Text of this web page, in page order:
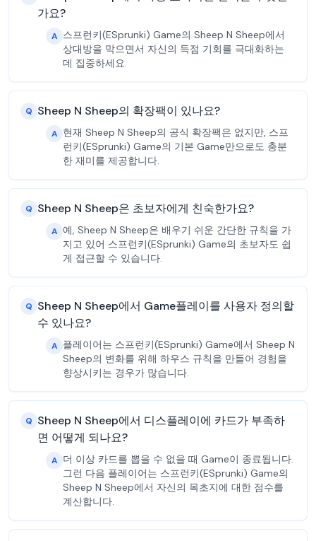
가요?
A 스프런키(ESprunki) Game의 Sheep N Sheep에서
상대방을 막으면서 자신의 득점 기회를 극대화하는
데 집중하세요.
Q Sheep N Sheep의 확장팩이 있나요?
A 현재 Sheep N Sheep의 공식 확장팩은 없지만, 스프
런키(ESprunki) Game의 기본 Game만으로도 충분
한 재미를 제공합니다.
Q Sheep N Sheep은 초보자에게 친숙한가요?
A 예, Sheep N Sheep은 배우기 쉬운 간단한 규칙을 가
지고 있어 스프런키(ESprunki) Game의 초보자도 쉽
게 접근할 수 있습니다.
Q Sheep N Sheep에서 Game플레이를 사용자 정의할
수 있나요?
A 플레이어는 스프런키(ESprunki) Game에서 Sheep N
Sheep의 변화를 위해 하우스 규칙을 만들어 경험을
향상시키는 경우가 많습니다.
Q Sheep N Sheep에서 디스플레이에 카드가 부족하
면 어떻게 되나요?
A 더 이상 카드를 뽑을 수 없을 때 Game이 종료됩니다.
그런 다음 플레이어는 스프런키(ESprunki) Game의
Sheep N Sheep에서 자신의 목초지에 대한 점수를
계산합니다.